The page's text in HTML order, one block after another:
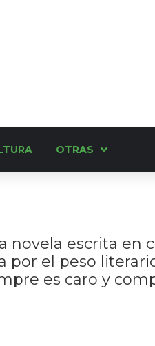
OTRAS
escrita en
por el peso
es caro y